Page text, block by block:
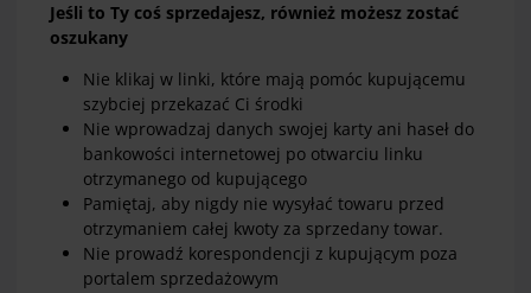
Jeśli to Ty coś sprzedajesz, również możesz zostać
oszukany
Nie klikaj w linki, które mają pomóc kupującemu
szybciej przekazać Ci środki
Nie wprowadzaj danych swojej karty ani haseł do
bankowości internetowej po otwarciu linku
otrzymanego od kupującego
Pamiętaj, aby nigdy nie wysyłać towaru przed
otrzymaniem całej kwoty za sprzedany towar.
Nie prowadź korespondencji z kupującym poza
portalem sprzedażowym